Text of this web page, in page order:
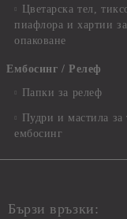
Цветарска тел,
пиафлора и хартии за
опаковане
Ембосинг / Релеф
Папки за релеф
Пудри и мастила за
ембосинг
Бързи връзки: